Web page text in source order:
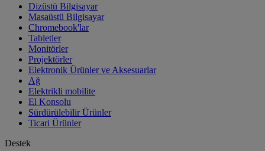
Dizüstü Bilgisayar
Masaüstü Bilgisayar
Chromebook'lar
Tabletler
Monitörler
Projektörler
Elektronik Ürünler ve Aksesuarlar
Ağ
Elektrikli mobilite
El Konsolu
Sürdürülebilir Ürünler
Ticari Ürünler
Destek